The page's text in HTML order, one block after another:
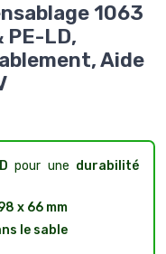
1063
PE-LD,
Aide
pour une durabilité
x 66 mm
le sable